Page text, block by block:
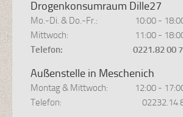
Drogenkonsumraum Dille27
Mo.-Di. & Do.-Fr.:
10:00 -
Mittwoch:
11:00 -
Telefon:
0221.82 00
Außenstelle in Meschenich
Montag & Mittwoch:
12:00 -
Telefon:
02232.14